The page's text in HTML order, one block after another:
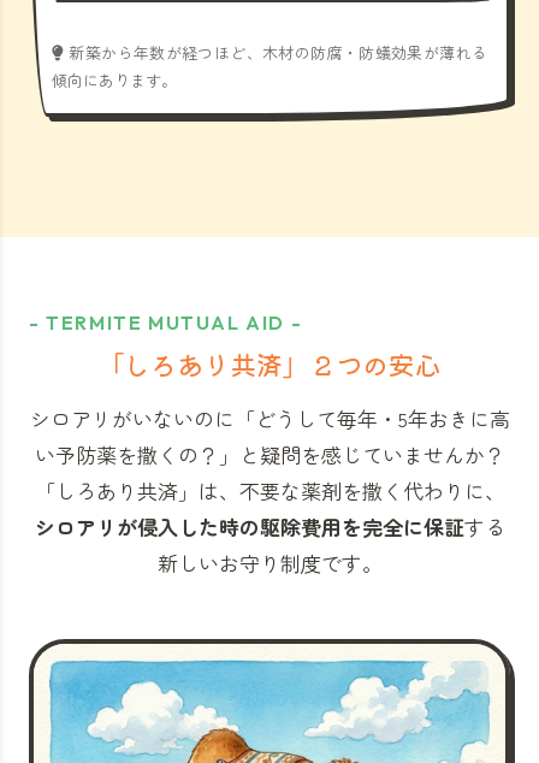
新築から年数が経つほど、木材の防腐・防蟻効果が薄れる
傾向にあります。
- TERMITE MUTUAL AID -
「しろあり共済」 ２つの安心
シロアリがいないのに「どうして毎年・5年おきに高
い予防薬を撒くの？」と 疑問を感じていませんか？
「しろあり共済」 は、不要な薬剤を撒く代わりに、
シロアリが侵入した時の駆除費用を完全に保証する
新しいお守り制度です。